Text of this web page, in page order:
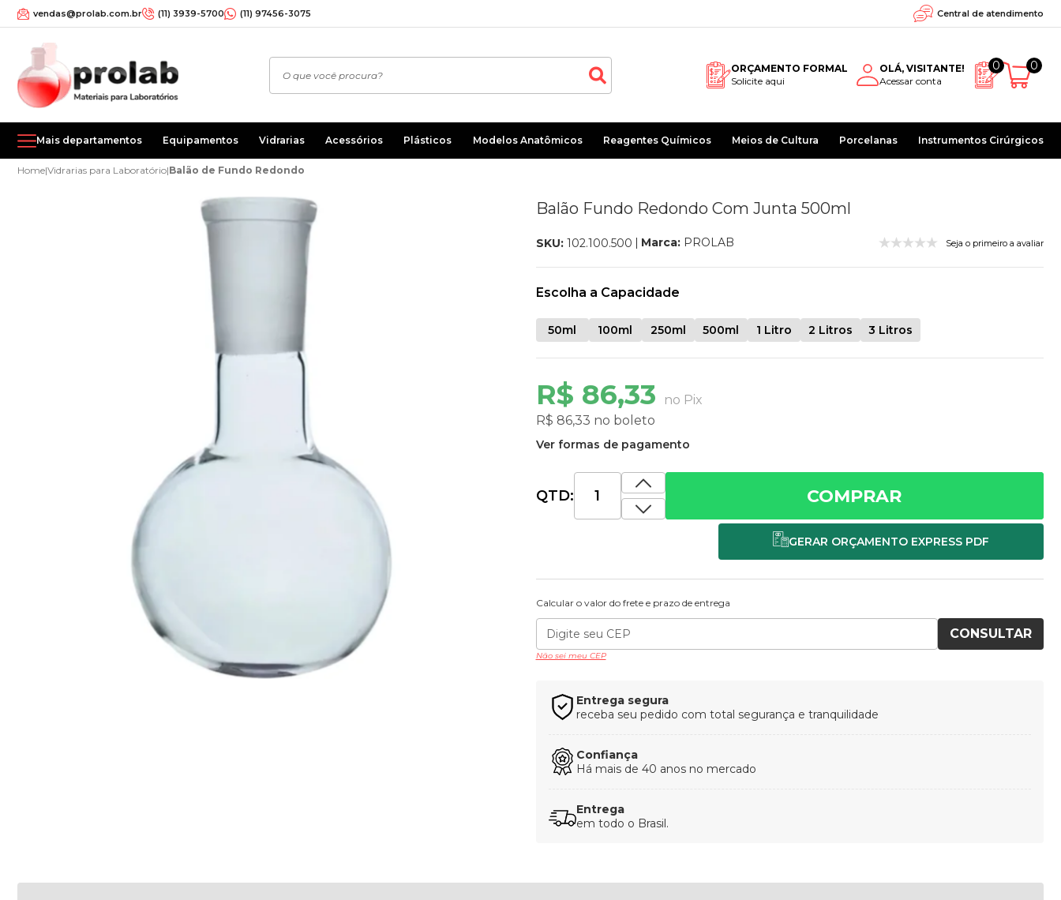
vendas@prolab.com.br (11) 3939-5700 (11) 97456-3075 Central de atendimento
ORÇAMENTO FORMAL
Solicite aqui
OLÁ, VISITANTE!
Acessar conta
0 0
Mais departamentos Equipamentos Vidrarias Acessórios Plásticos Modelos Anatômicos Reagentes Químicos Meios de Cultura Porcelanas Instrumentos Cirúrgicos
Home|Vidrarias para Laboratório|Balão de Fundo Redondo
Balão Fundo Redondo Com Junta 500ml
Seja o primeiro a avaliar
SKU:102.100.500 Marca: PROLAB
R$ 86,33
no Pix
R$ 86,33 no boleto
Ver formas de pagamento
Escolha a Capacidade
50ml 100ml 250ml 500ml 1 Litro 2 Litros 3 Litros
QTD: COMPRAR
Calcular o valor do frete e prazo de entrega
CONSULTAR
Não sei meu CEP
Entrega segura
receba seu pedido com total segurança e tranquilidade
Confiança
Há mais de 40 anos no mercado
Entrega
em todo o Brasil.